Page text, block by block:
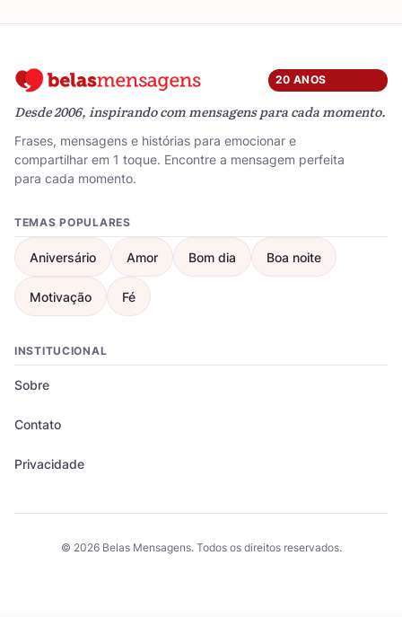
20 ANOS
Desde 2006, inspirando com mensagens para cada momento.
Frases, mensagens e histórias para emocionar e
compartilhar em 1 toque. Encontre a mensagem perfeita
para cada momento.
TEMAS POPULARES
Aniversário Amor Bom dia Boa noite
Motivação Fé
INSTITUCIONAL
Sobre
Contato
Privacidade
© 2026 Belas Mensagens. Todos os direitos reservados.